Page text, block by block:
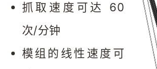
抓取速度可达 60
次/分钟
模组的线性速度可